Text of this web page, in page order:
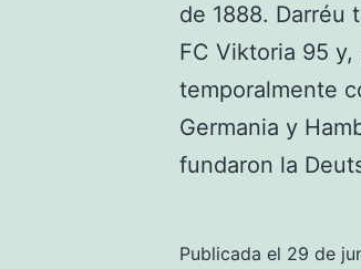
de 1888. Darréu
FC Viktoria 95
temporalmente
Germania y
fundaron la
Publicada el 29 de